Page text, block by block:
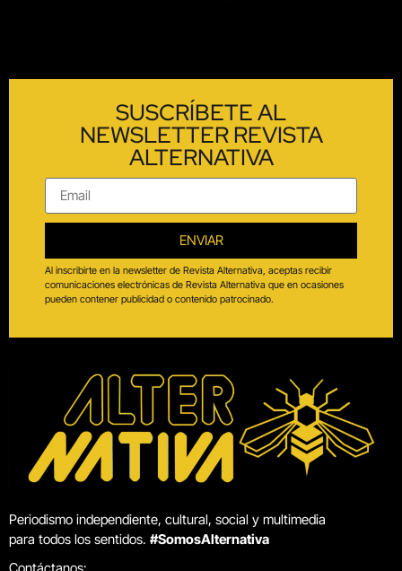
SUSCRÍBETE AL
NEWSLETTER REVISTA
ALTERNATIVA
ENVIAR
Al inscribirte en la newsletter de Revista Alternativa, aceptas recibir
comunicaciones electrónicas de Revista Alternativa que en ocasiones
pueden contener publicidad o contenido patrocinado.
Periodismo independiente, cultural, social y multimedia
para todos los sentidos. #SomosAlternativa